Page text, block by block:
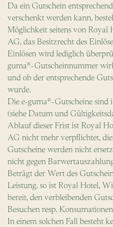
Da ein Gutschein
verschenkt werden kann,
Möglichkeit seitens von Royal
AG, das Besitzrecht des
Einlösen wird lediglich
guma®-Gutscheinnummer
und ob der entsprechende
wurde.
Die e-guma®-Gutscheine sind
(siehe Datum und
Ablauf dieser Frist ist Royal
AG nicht mehr verpflichtet,
Gutscheine werden nicht
nicht gegen
Beträgt der Wert des
Leistung, so ist Royal Hotel,
bereit, den verbleibenden
Besuchen resp.
In einem solchen Fall besteht